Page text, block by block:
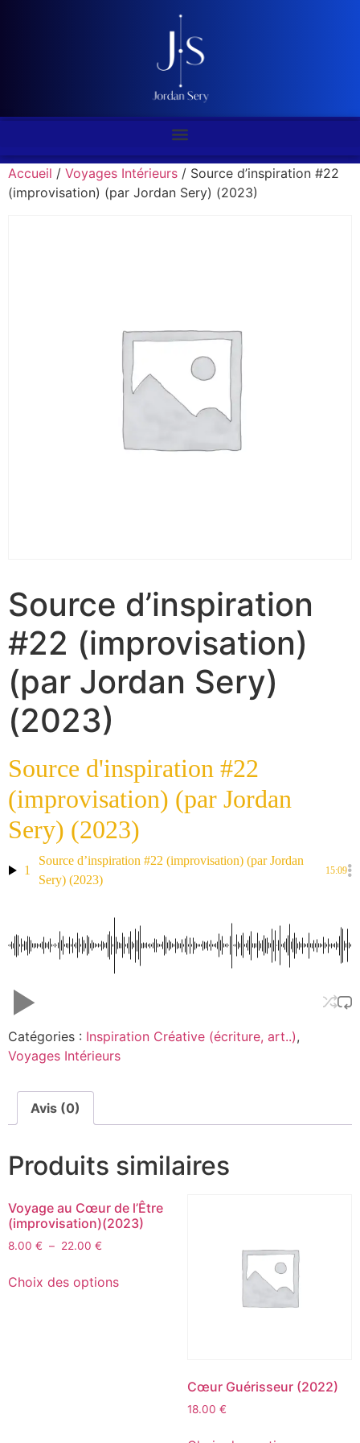
Accueil / Voyages Intérieurs / Source d’inspiration #22
(improvisation) (par Jordan Sery) (2023)
Source d’inspiration
#22 (improvisation)
(par Jordan Sery)
(2023)
Source d'inspiration #22
(improvisation) (par Jordan
Sery) (2023)
1
Source d’inspiration #22 (improvisation) (par Jordan
Sery) (2023)
15:09
Catégories : Inspiration Créative (écriture, art..),
Voyages Intérieurs
Avis (0)
Produits similaires
Voyage au Cœur de l’Être
(improvisation)(2023)
8.00 € – 22.00 €
Choix des options
Cœur Guérisseur (2022)
18.00 €